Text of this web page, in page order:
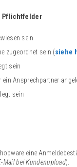
Pflichtfelder
sein
zugeordnet sein (siehe
sein
Ansprechpartner
sein
eine
Mail bei Kundenupload).